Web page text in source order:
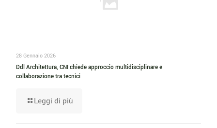
28 Gennaio 2026
Ddl Architettura, CNI chiede approccio multidisciplinare e
collaborazione tra tecnici
Leggi di più